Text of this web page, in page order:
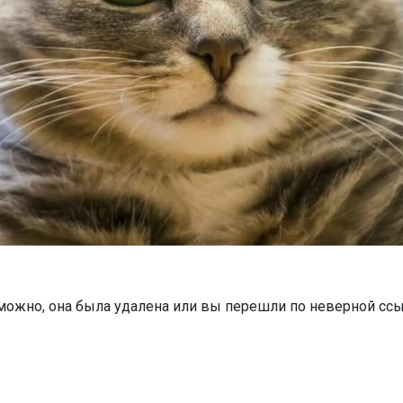
она была удалена или вы перешли по неверной